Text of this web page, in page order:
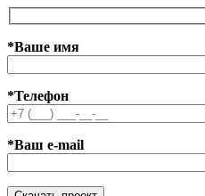
*Ваше имя
*Телефон
*Ваш e-mail